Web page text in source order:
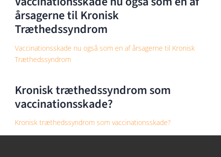
årsagerne til Kronisk
Træthedssyndrom
Vaccinationsskade nu også som en af årsagerne til Kronisk
Træthedssyndrom
Kronisk træthedssyndrom som
vaccinationsskade?
Kronisk træthedssyndrom som vaccinationsskade?